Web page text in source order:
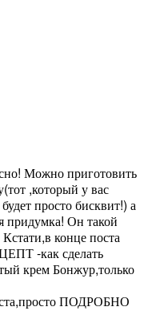
Можно приготовить
,который у вас
просто бисквит!) а
придумка! Он такой
конце поста
-как сделать
крем Бонжур,только
ПОДРОБНО